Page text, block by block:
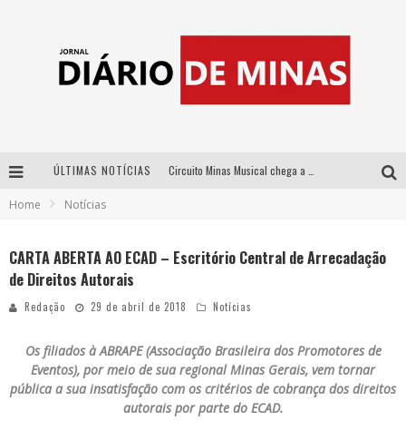
ÚLTIMAS NOTÍCIAS
Home Notícias
CARTA ABERTA AO ECAD – Escritório Central de Arrecadação
de Direitos Autorais
Redação 29 de abril de 2018 Notícias
Os filiados à ABRAPE (Associação Brasileira dos Promotores de
Eventos), por meio de sua regional Minas Gerais, vem tornar
pública a sua insatisfação com os critérios de cobrança dos direitos
autorais por parte do ECAD.